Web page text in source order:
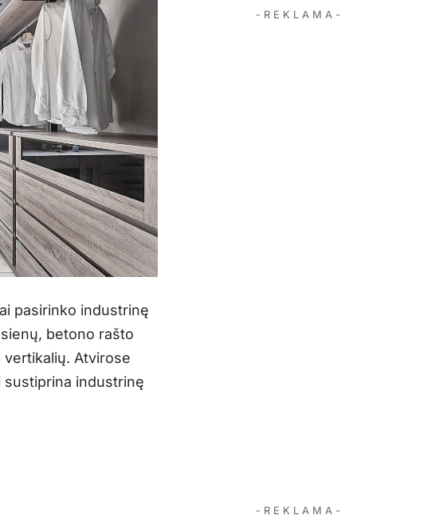
pasirinko industrinę
betono rašto
Atvirose
sustiprina industrinę
- R E K L A M A -
- R E K L A M A -